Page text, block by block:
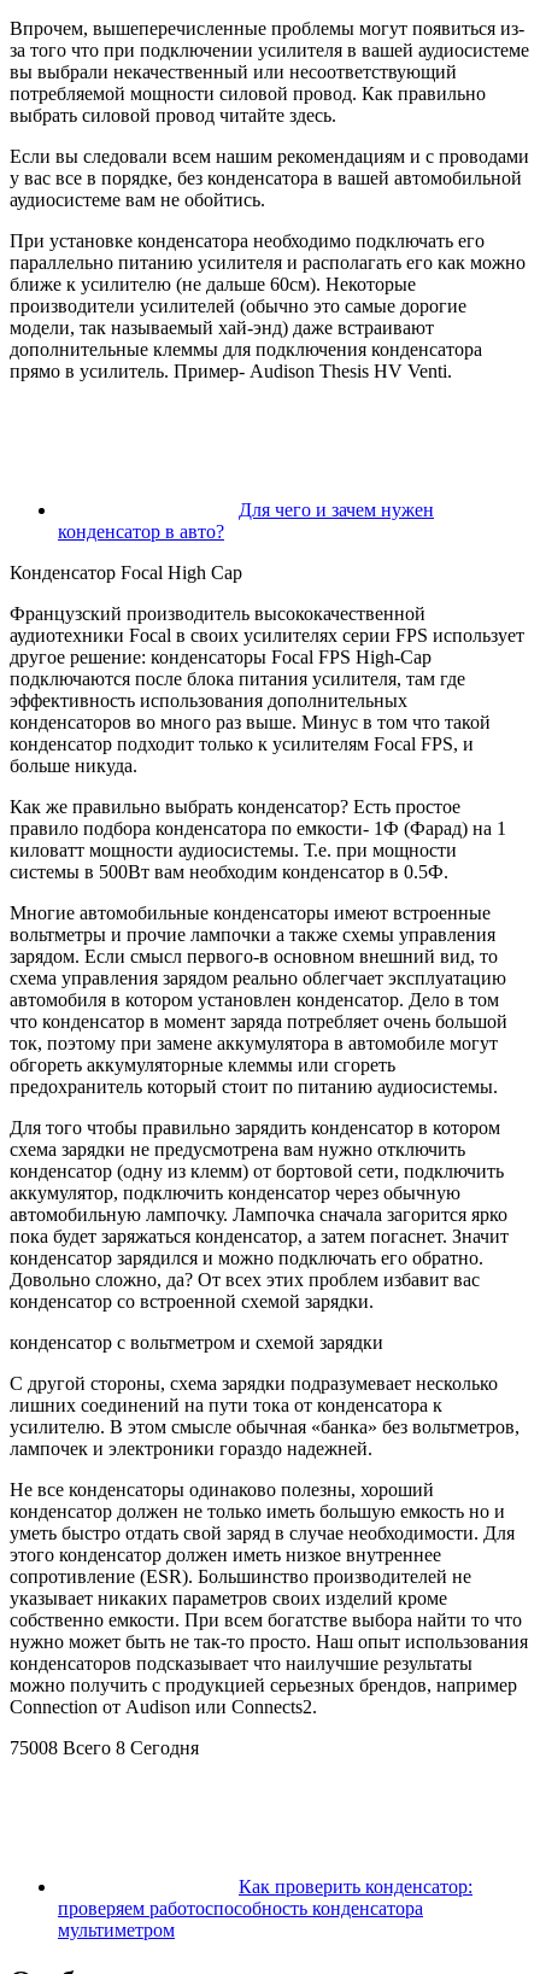
Впрочем, вышеперечисленные проблемы могут появиться из-
за того что при подключении усилителя в вашей аудиосистеме
вы выбрали некачественный или несоответствующий
потребляемой мощности силовой провод. Как правильно
выбрать силовой провод читайте здесь.
Если вы следовали всем нашим рекомендациям и с проводами
у вас все в порядке, без конденсатора в вашей автомобильной
аудиосистеме вам не обойтись.
При установке конденсатора необходимо подключать его
параллельно питанию усилителя и располагать его как можно
ближе к усилителю (не дальше 60см). Некоторые
производители усилителей (обычно это самые дорогие
модели, так называемый хай-энд) даже встраивают
дополнительные клеммы для подключения конденсатора
прямо в усилитель. Пример- Audison Thesis HV Venti.
Для чего и зачем нужен
конденсатор в авто?
Конденсатор Focal High Cap
Французский производитель высококачественной
аудиотехники Focal в своих усилителях серии FPS использует
другое решение: конденсаторы Focal FPS High-Cap
подключаются после блока питания усилителя, там где
эффективность использования дополнительных
конденсаторов во много раз выше. Минус в том что такой
конденсатор подходит только к усилителям Focal FPS, и
больше никуда.
Как же правильно выбрать конденсатор? Есть простое
правило подбора конденсатора по емкости- 1Ф (Фарад) на 1
киловатт мощности аудиосистемы. Т.е. при мощности
системы в 500Вт вам необходим конденсатор в 0.5Ф.
Многие автомобильные конденсаторы имеют встроенные
вольтметры и прочие лампочки а также схемы управления
зарядом. Если смысл первого-в основном внешний вид, то
схема управления зарядом реально облегчает эксплуатацию
автомобиля в котором установлен конденсатор. Дело в том
что конденсатор в момент заряда потребляет очень большой
ток, поэтому при замене аккумулятора в автомобиле могут
обгореть аккумуляторные клеммы или сгореть
предохранитель который стоит по питанию аудиосистемы.
Для того чтобы правильно зарядить конденсатор в котором
схема зарядки не предусмотрена вам нужно отключить
конденсатор (одну из клемм) от бортовой сети, подключить
аккумулятор, подключить конденсатор через обычную
автомобильную лампочку. Лампочка сначала загорится ярко
пока будет заряжаться конденсатор, а затем погаснет. Значит
конденсатор зарядился и можно подключать его обратно.
Довольно сложно, да? От всех этих проблем избавит вас
конденсатор со встроенной схемой зарядки.
конденсатор с вольтметром и схемой зарядки
С другой стороны, схема зарядки подразумевает несколько
лишних соединений на пути тока от конденсатора к
усилителю. В этом смысле обычная «банка» без вольтметров,
лампочек и электроники гораздо надежней.
Не все конденсаторы одинаково полезны, хороший
конденсатор должен не только иметь большую емкость но и
уметь быстро отдать свой заряд в случае необходимости. Для
этого конденсатор должен иметь низкое внутреннее
сопротивление (ESR). Большинство производителей не
указывает никаких параметров своих изделий кроме
собственно емкости. При всем богатстве выбора найти то что
нужно может быть не так-то просто. Наш опыт использования
конденсаторов подсказывает что наилучшие результаты
можно получить с продукцией серьезных брендов, например
Connection от Audison или Connects2.
75008 Всего 8 Сегодня
Как проверить конденсатор:
проверяем работоспособность конденсатора
мультиметром